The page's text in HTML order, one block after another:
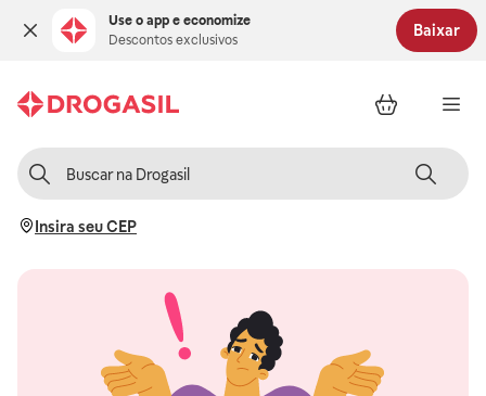
Use o app e economize
Descontos exclusivos
Baixar
Insira seu CEP